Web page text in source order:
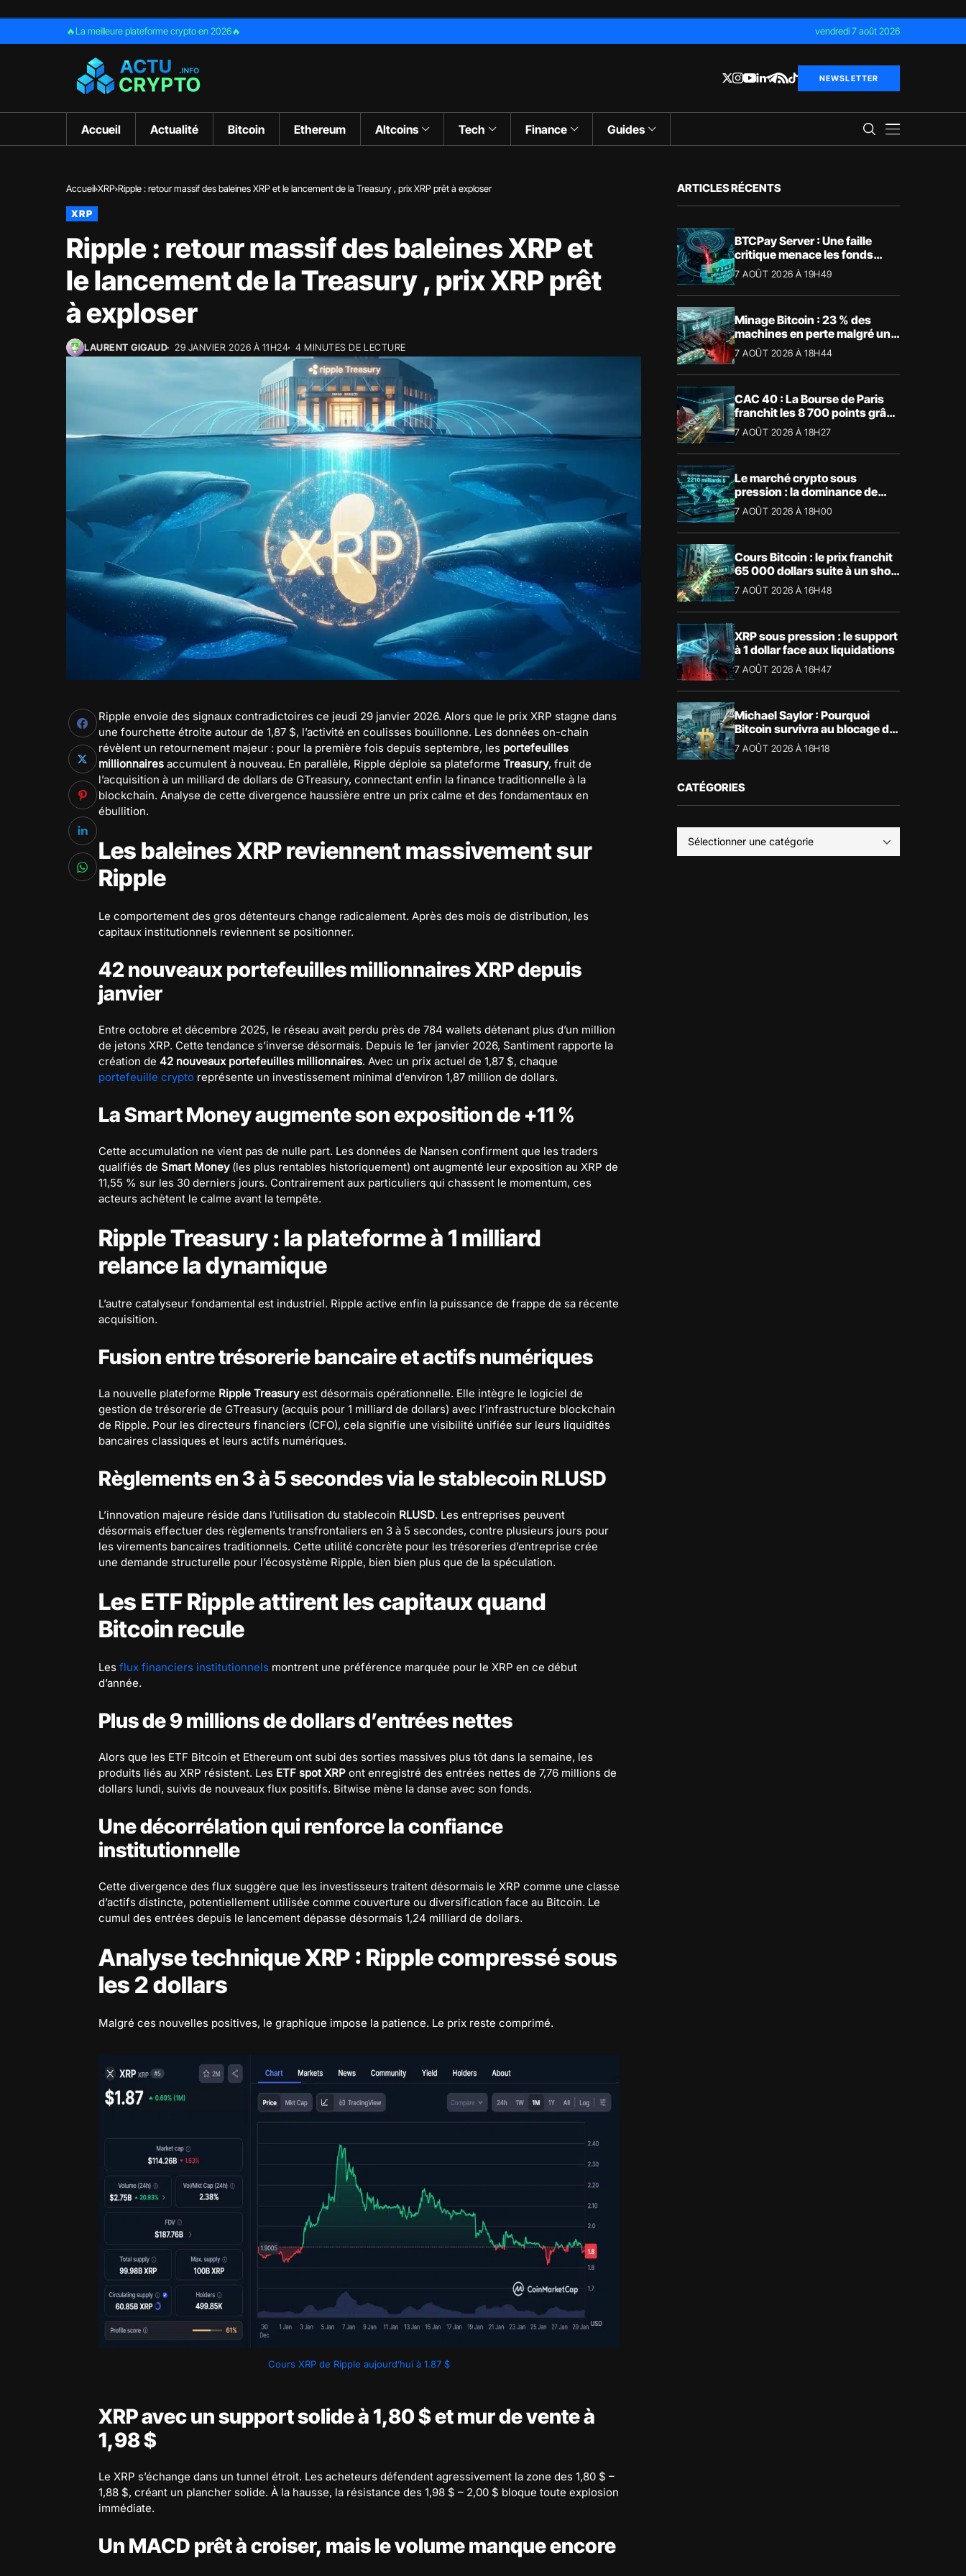
🔥La meilleure plateforme crypto en 2026🔥 vendredi 7 août 2026
NEWSLETTER
Accueil Actualité Bitcoin Ethereum Altcoins Tech Finance Guides
Accueil XRP Ripple : retour massif des baleines XRP et le lancement de la Treasury , prix XRP prêt à exploser
XRP
Ripple : retour massif des baleines XRP et
le lancement de la Treasury , prix XRP prêt
à exploser
LAURENT GIGAUD 29 JANVIER 2026 À 11H24 4 MINUTES DE LECTURE
Ripple envoie des signaux contradictoires ce jeudi 29 janvier 2026. Alors que le prix XRP stagne dans
une fourchette étroite autour de 1,87 $, l’activité en coulisses bouillonne. Les données on-chain
révèlent un retournement majeur : pour la première fois depuis septembre, les portefeuilles
millionnaires accumulent à nouveau. En parallèle, Ripple déploie sa plateforme Treasury, fruit de
l’acquisition à un milliard de dollars de GTreasury, connectant enfin la finance traditionnelle à la
blockchain. Analyse de cette divergence haussière entre un prix calme et des fondamentaux en
ébullition.
Les baleines XRP reviennent massivement sur
Ripple
Le comportement des gros détenteurs change radicalement. Après des mois de distribution, les
capitaux institutionnels reviennent se positionner.
42 nouveaux portefeuilles millionnaires XRP depuis
janvier
Entre octobre et décembre 2025, le réseau avait perdu près de 784 wallets détenant plus d’un million
de jetons XRP. Cette tendance s’inverse désormais. Depuis le 1er janvier 2026, Santiment rapporte la
création de 42 nouveaux portefeuilles millionnaires. Avec un prix actuel de 1,87 $, chaque
portefeuille crypto représente un investissement minimal d’environ 1,87 million de dollars.
La Smart Money augmente son exposition de +11 %
Cette accumulation ne vient pas de nulle part. Les données de Nansen confirment que les traders
qualifiés de Smart Money(les plus rentables historiquement) ont augmenté leur exposition au XRP de
11,55 % sur les 30 derniers jours. Contrairement aux particuliers qui chassent le momentum, ces
acteurs achètent le calme avant la tempête.
Ripple Treasury : la plateforme à 1 milliard
relance la dynamique
L’autre catalyseur fondamental est industriel. Ripple active enfin la puissance de frappe de sa récente
acquisition.
Fusion entre trésorerie bancaire et actifs numériques
La nouvelle plateforme Ripple Treasuryest désormais opérationnelle. Elle intègre le logiciel de
gestion de trésorerie de GTreasury (acquis pour 1 milliard de dollars) avec l’infrastructure blockchain
de Ripple. Pour les directeurs financiers (CFO), cela signifie une visibilité unifiée sur leurs liquidités
bancaires classiques et leurs actifs numériques.
Règlements en 3 à 5 secondes via le stablecoin RLUSD
L’innovation majeure réside dans l’utilisation du stablecoin RLUSD. Les entreprises peuvent
désormais effectuer des règlements transfrontaliers en 3 à 5 secondes, contre plusieurs jours pour
les virements bancaires traditionnels. Cette utilité concrète pour les trésoreries d’entreprise crée
une demande structurelle pour l’écosystème Ripple, bien bien plus que de la spéculation.
Les ETF Ripple attirent les capitaux quand
Bitcoin recule
Les flux financiers institutionnels montrent une préférence marquée pour le XRP en ce début
d’année.
Plus de 9 millions de dollars d’entrées nettes
Alors que les ETF Bitcoin et Ethereum ont subi des sorties massives plus tôt dans la semaine, les
produits liés au XRP résistent. Les ETF spot XRP ont enregistré des entrées nettes de 7,76 millions de
dollars lundi, suivis de nouveaux flux positifs. Bitwise mène la danse avec son fonds.
Une décorrélation qui renforce la confiance
institutionnelle
Cette divergence des flux suggère que les investisseurs traitent désormais le XRP comme une classe
d’actifs distincte, potentiellement utilisée comme couverture ou diversification face au Bitcoin. Le
cumul des entrées depuis le lancement dépasse désormais 1,24 milliard de dollars.
Analyse technique XRP : Ripple compressé sous
les 2 dollars
Malgré ces nouvelles positives, le graphique impose la patience. Le prix reste comprimé.
Cours XRP de Ripple aujourd’hui à 1.87 $
XRP avec un support solide à 1,80 $ et mur de vente à
1,98 $
Le XRP s’échange dans un tunnel étroit. Les acheteurs défendent agressivement la zone des 1,80 $ –
1,88 $, créant un plancher solide. À la hausse, la résistance des 1,98 $ – 2,00 $ bloque toute explosion
immédiate.
Un MACD prêt à croiser, mais le volume manque encore
ARTICLES RÉCENTS
BTCPay Server : Une faille
critique menace les fonds
Bitcoin
7 AOÛT 2026 À 19H49
Minage Bitcoin : 23 % des
machines en perte malgré un
BTC à 65 000 $
7 AOÛT 2026 À 18H44
CAC 40 : La Bourse de Paris
franchit les 8 700 points grâce
à la tech
7 AOÛT 2026 À 18H27
Le marché crypto sous
pression : la dominance de
Bitcoin aspire la liquidité
7 AOÛT 2026 À 18H00
Cours Bitcoin : le prix franchit
65 000 dollars suite à un short
squeeze massif
7 AOÛT 2026 À 16H48
XRP sous pression : le support
à 1 dollar face aux liquidations
7 AOÛT 2026 À 16H47
Michael Saylor : Pourquoi
Bitcoin survivra au blocage du
CLARITY Act
7 AOÛT 2026 À 16H18
CATÉGORIES